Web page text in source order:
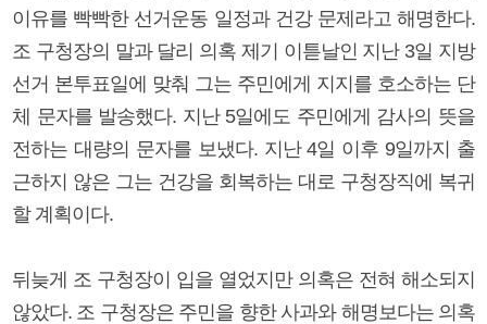
이유를 빡빡한 선거운동 일정과 건강 문제라고 해명한다.
조 구청장의 말과 달리 의혹 제기 이튿날인 지난 3일 지방
선거 본투표일에 맞춰 그는 주민에게 지지를 호소하는 단
체 문자를 발송했다. 지난 5일에도 주민에게 감사의 뜻을
전하는 대량의 문자를 보냈다. 지난 4일 이후 9일까지 출
근하지 않은 그는 건강을 회복하는 대로 구청장직에 복귀
할 계획이다.
뒤늦게 조 구청장이 입을 열었지만 의혹은 전혀 해소되지
않았다. 조 구청장은 주민을 향한 사과와 해명보다는 의혹